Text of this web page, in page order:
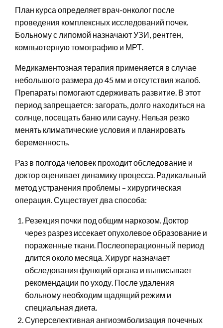
План курса определяет врач-онколог после
проведения комплексных исследований почек.
Больному с липомой назначают УЗИ, рентген,
компьютерную томографию и МРТ.
Медикаментозная терапия применяется в случае
небольшого размера до 45 мм и отсутствия жалоб.
Препараты помогают сдерживать развитие. В этот
период запрещается: загорать, долго находиться на
солнце, посещать баню или сауну. Нельзя резко
менять климатические условия и планировать
беременность.
Раз в полгода человек проходит обследование и
доктор оценивает динамику процесса. Радикальный
метод устранения проблемы – хирургическая
операция. Существует два способа:
Резекция почки под общим наркозом. Доктор
через разрез иссекает опухолевое образование и
пораженные ткани. Послеоперационный период
длится около месяца. Хирург назначает
обследования функций органа и выписывает
рекомендации по уходу. После удаления
больному необходим щадящий режим и
специальная диета.
Суперселективная ангиоэмболизация почечных